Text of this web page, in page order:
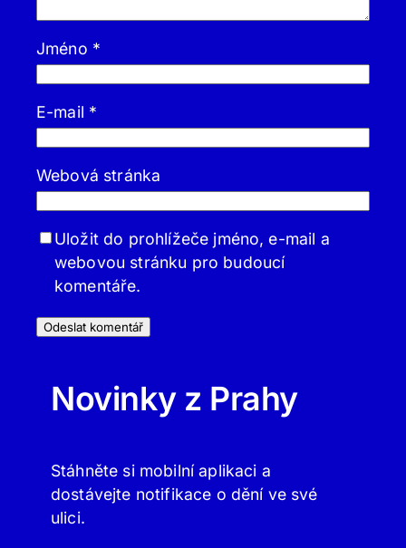
Jméno *
E-mail *
Webová stránka
Uložit do prohlížeče jméno, e-mail a
webovou stránku pro budoucí
komentáře.
Novinky z Prahy
Stáhněte si mobilní aplikaci a
dostávejte notifikace o dění ve své
ulici.